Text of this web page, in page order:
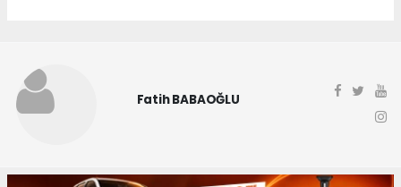
Fatih BABAOĞLU